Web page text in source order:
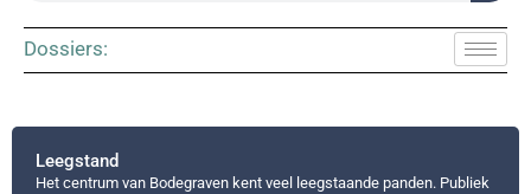
Dossiers:
Leegstand
Het centrum van Bodegraven kent veel leegstaande panden. Publiek